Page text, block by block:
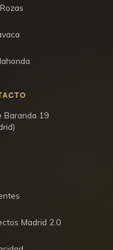
Baranda 19
Madrid 2.0